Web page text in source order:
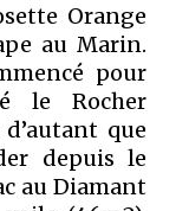
Orange
au Marin.
pour
le Rocher
que
depuis le
au Diamant